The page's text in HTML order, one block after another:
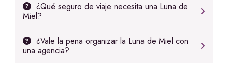
¿Qué seguro de viaje necesita una Luna de
Miel?
¿Vale la pena organizar la Luna de Miel con
una agencia?